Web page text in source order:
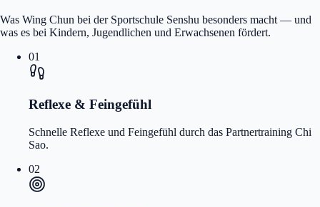
Was Wing Chun bei der Sportschule Senshu besonders macht — und
was es bei Kindern, Jugendlichen und Erwachsenen fördert.
01
Reflexe & Feingefühl
Schnelle Reflexe und Feingefühl durch das Partnertraining Chi
Sao.
02